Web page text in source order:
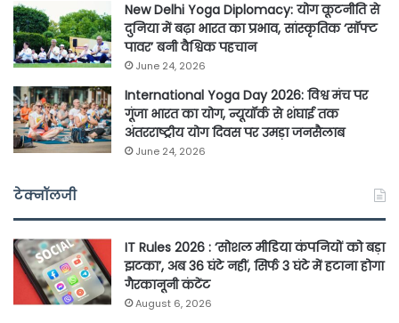
New Delhi Yoga Diplomacy: योग कूटनीति से
दुनिया में बढ़ा भारत का प्रभाव, सांस्कृतिक ‘सॉफ्ट
पावर’ बनी वैश्विक पहचान
June 24, 2026
International Yoga Day 2026: विश्व मंच पर
गूंजा भारत का योग, न्यूयॉर्क से शंघाई तक
अंतरराष्ट्रीय योग दिवस पर उमड़ा जनसैलाब
June 24, 2026
टेक्नॉलजी
IT Rules 2026 : ‘सोशल मीडिया कंपनियों को बड़ा
झटका’, अब 36 घंटे नहीं, सिर्फ 3 घंटे में हटाना होगा
गैरकानूनी कंटेंट
August 6, 2026